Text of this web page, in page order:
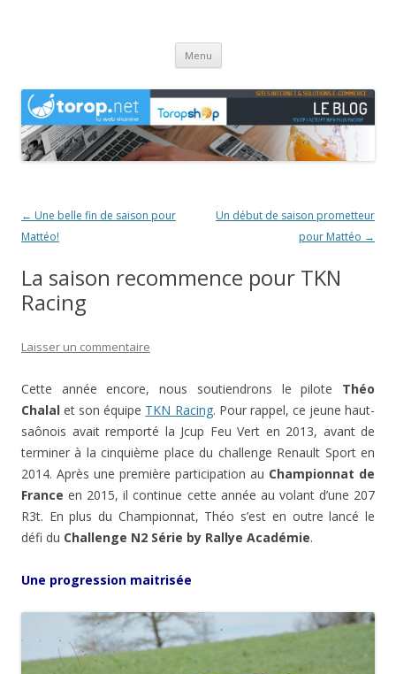
Menu Aller
contenu
Navigation
des
← Une belle fin de saison pour
Mattéo!
Un début de saison prometteur
pour Mattéo →
La saison recommence pour TKN
Racing
Laisser un commentaire
Cette année encore, nous soutiendrons le pilote Théo
Chalal et son équipe TKN Racing. Pour rappel, ce jeune haut-
saônois avait remporté la Jcup Feu Vert en 2013, avant de
terminer à la cinquième place du challenge Renault Sport en
2014. Après une première participation au Championnat de
France en 2015, il continue cette année au volant d’une 207
R3t. En plus du Championnat, Théo s’est en outre lancé le
défi du Challenge N2 Série by Rallye Académie.
Une progression maitrisée